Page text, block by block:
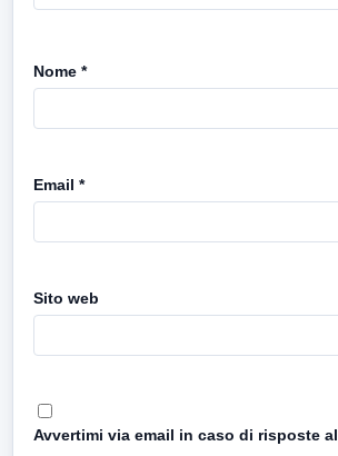
Nome *
Email *
Sito web
Avvertimi via email in caso di risposte